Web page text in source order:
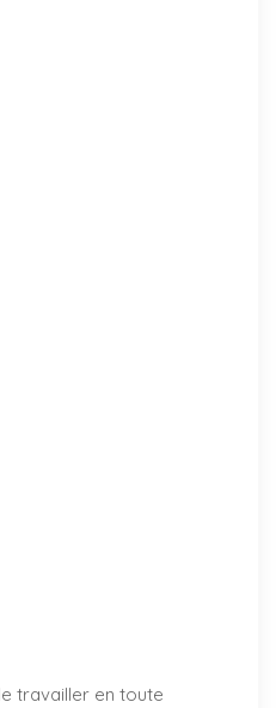
travailler en toute